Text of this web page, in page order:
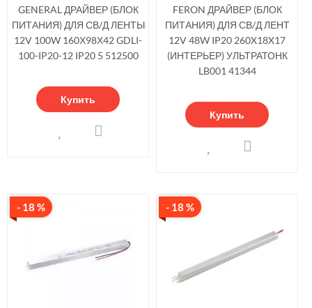
GENERAL ДРАЙВЕР (БЛОК
ПИТАНИЯ) ДЛЯ СВ/Д ЛЕНТЫ
12V 100W 160Х98Х42 GDLI-
100-IP20-12 IP20 5 512500
Купить
FERON ДРАЙВЕР (БЛОК
ПИТАНИЯ) ДЛЯ СВ/Д ЛЕНТ
12V 48W IP20 260X18X17
(ИНТЕРЬЕР) УЛЬТРАТОНК
LB001 41344
Купить
- 18 % - 18 %